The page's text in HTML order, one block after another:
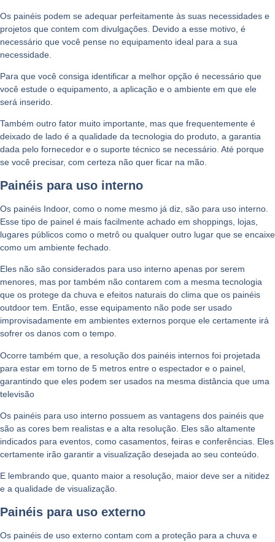
Os painéis podem se adequar perfeitamente às suas necessidades e
projetos que contem com divulgações. Devido a esse motivo, é
necessário que você pense no equipamento ideal para a sua
necessidade.
Para que você consiga identificar a melhor opção é necessário que
você estude o equipamento, a aplicação e o ambiente em que ele
será inserido.
Também outro fator muito importante, mas que frequentemente é
deixado de lado é a qualidade da tecnologia do produto, a garantia
dada pelo fornecedor e o suporte técnico se necessário. Até porque
se você precisar, com certeza não quer ficar na mão.
Painéis para uso interno
Os painéis Indoor, como o nome mesmo já diz, são para uso interno.
Esse tipo de painel é mais facilmente achado em shoppings, lojas,
lugares públicos como o metrô ou qualquer outro lugar que se encaixe
como um ambiente fechado.
Eles não são considerados para uso interno apenas por serem
menores, mas por também não contarem com a mesma tecnologia
que os protege da chuva e efeitos naturais do clima que os painéis
outdoor tem. Então, esse equipamento não pode ser usado
improvisadamente em ambientes externos porque ele certamente irá
sofrer os danos com o tempo.
Ocorre também que, a resolução dos painéis internos foi projetada
para estar em torno de 5 metros entre o espectador e o painel,
garantindo que eles podem ser usados na mesma distância que uma
televisão
Os painéis para uso interno possuem as vantagens dos painéis que
são as cores bem realistas e a alta resolução. Eles são altamente
indicados para eventos, como casamentos, feiras e conferências. Eles
certamente irão garantir a visualização desejada ao seu conteúdo.
E lembrando que, quanto maior a resolução, maior deve ser a nitidez
e a qualidade de visualização.
Painéis para uso externo
Os painéis de uso externo contam com a proteção para a chuva e